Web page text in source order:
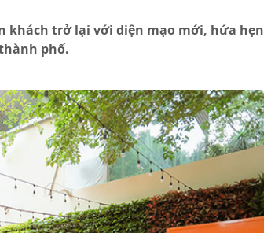
khách trở lại với diện mạo mới, hứa hẹn
phố.